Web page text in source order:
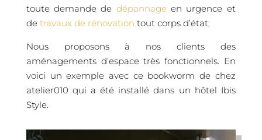
toute demande de dépannageen urgence et
de travaux de rénovation tout corps d’état.
Nous proposons à nos clients des
aménagements d’espace très fonctionnels. En
voici un exemple avec ce bookworm de chez
atelier010 qui a été installé dans un hôtel Ibis
Style.